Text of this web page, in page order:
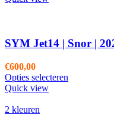
Deze
optie
worden
SYM Jet14 | Snor |
€600,00
Opties selecteren
Quick view
2 kleuren